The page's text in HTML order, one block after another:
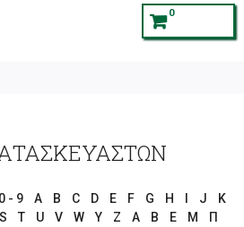
0
0 - 9 A B C D E F G H J
K
S T U V W Y Z Α Β Ε Μ
Π